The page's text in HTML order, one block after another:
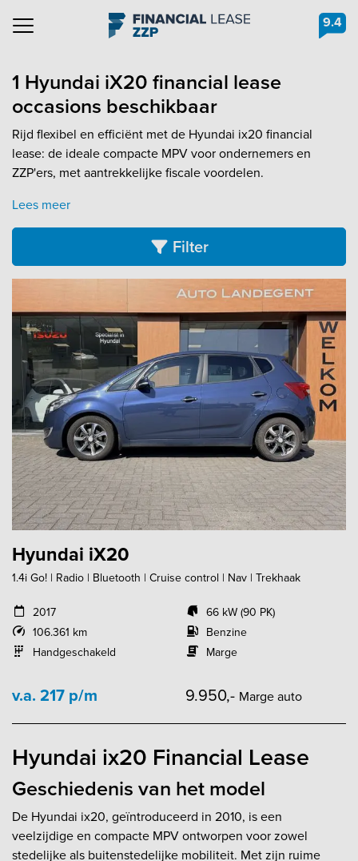
Navigation 9.4
1 Hyundai iX20 financial lease
occasions beschikbaar
Rijd flexibel en efficiënt met de Hyundai ix20 financial
lease: de ideale compacte MPV voor ondernemers en
ZZP'ers, met aantrekkelijke fiscale voordelen.
Lees meer
Filter
Hyundai iX20
1.4i Go! | Radio | Bluetooth | Cruise control | Nav | Trekhaak
2017
106.361 km
Handgeschakeld
66 kW (90 PK)
Benzine
Marge
v.a. 217 p/m 9.950,- Marge auto
Hyundai ix20 Financial Lease
Geschiedenis van het model
De Hyundai ix20, geïntroduceerd in 2010, is een
veelzijdige en compacte MPV ontworpen voor zowel
stedelijke als buitenstedelijke mobiliteit. Met zijn ruime